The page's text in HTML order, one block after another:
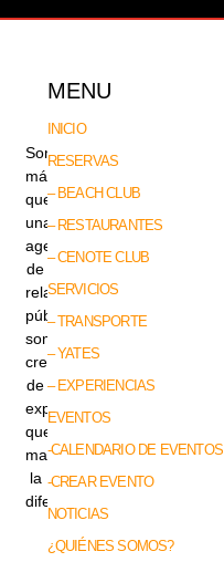
Somos
más
que
una
agencia
de
relaciones
públicas,
somos
creadores
de
experiencias
que
marcan
la
diferencia.
MENU
INICIO
RESERVAS
– BEACH CLUB
– RESTAURANTES
– CENOTE CLUB
SERVICIOS
– TRANSPORTE
– YATES
– EXPERIENCIAS
EVENTOS
-CALENDARIO DE EVENTOS
-CREAR EVENTO
NOTICIAS
¿QUIÉNES SOMOS?